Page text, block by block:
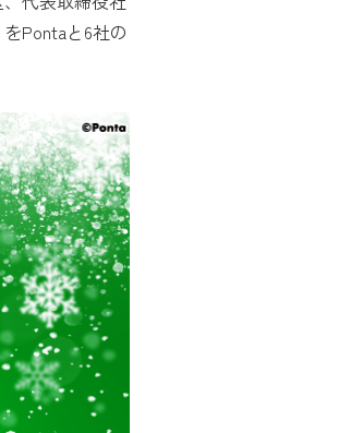
Pontaと6社の